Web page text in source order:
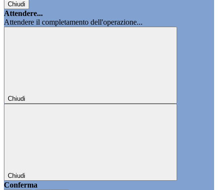
Chiudi
Attendere...
Attendere il completamento dell'operazione...
Chiudi
Chiudi
Conferma